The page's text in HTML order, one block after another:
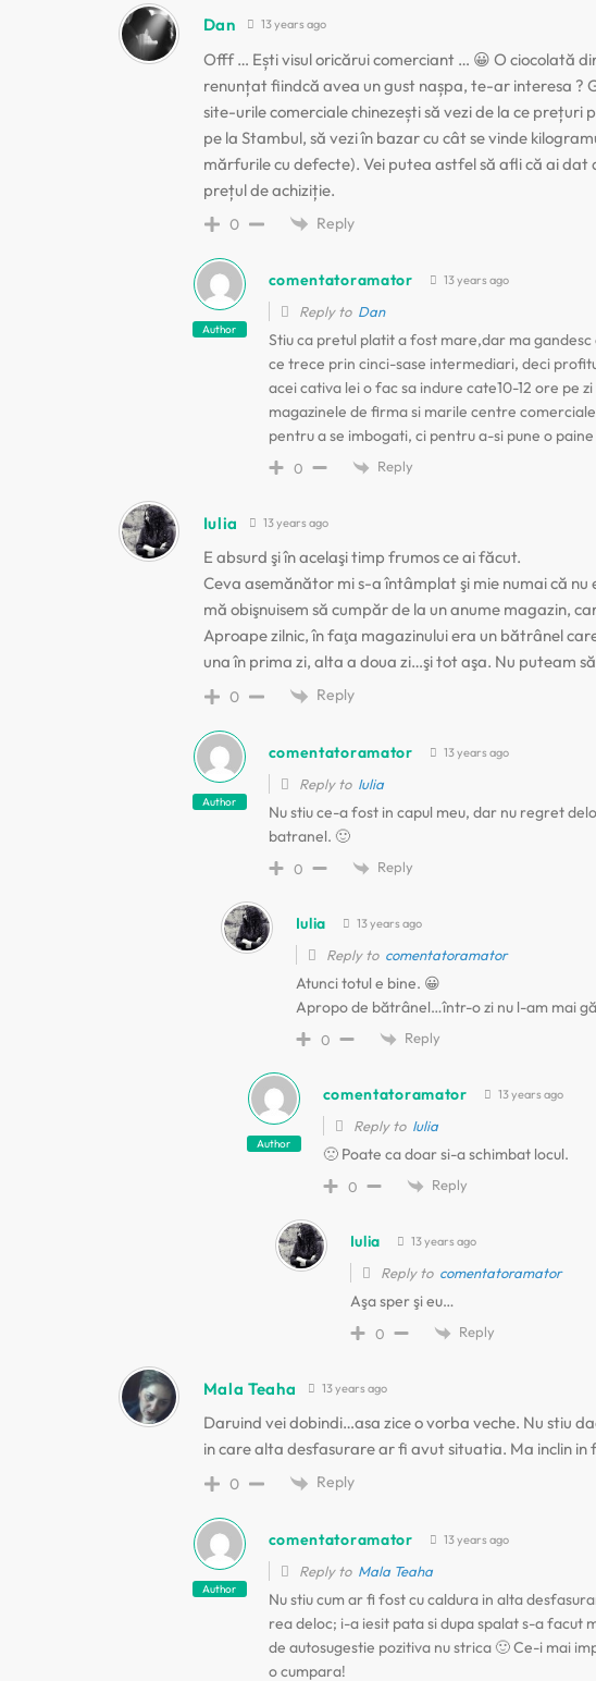
a
Dan 13 years ago
Offf … Ești visul oricărui comerciant … 😀 O ciocolată
renunțat fiindcă avea un gust nașpa, te-ar interesa ?
site-urile comerciale chinezești să vezi de la ce
pe la Stambul, să vezi în bazar cu cât se vinde
mărfurile cu defecte). Vei putea astfel să afli că ai
prețul de achiziție.
0 Reply
Author
comentatoramator 13 years ago
Reply to Dan
Stiu ca pretul platit a fost mare,dar ma
ce trece prin cinci-sase intermediari, deci
acei cativa lei o fac sa indure cate10-12 ore pe
magazinele de firma si marile centre
pentru a se imbogati, ci pentru a-si pune o
0 Reply
Iulia 13 years ago
E absurd şi în acelaşi timp frumos ce ai făcut.
Ceva asemănător mi s-a întâmplat şi mie numai că
mă obişnuisem să cumpăr de la un anume magazin,
Aproape zilnic, în faţa magazinului era un bătrânel
una în prima zi, alta a doua zi…şi tot aşa. Nu puteam
0 Reply
Author
comentatoramator 13 years ago
Reply to Iulia
Nu stiu ce-a fost in capul meu, dar nu regret
batranel. 🙂
0 Reply
Iulia 13 years ago
Reply to comentatoramator
Atunci totul e bine. 😀
Apropo de bătrânel…într-o zi nu l-am mai
0 Reply
Author
comentatoramator 13 years ago
Reply to Iulia
🙁 Poate ca doar si-a schimbat locul.
0 Reply
Iulia 13 years ago
Reply to comentatoramator
Aşa sper şi eu…
0 Reply
Mala Teaha 13 years ago
Daruind vei dobindi…asa zice o vorba veche. Nu stiu
in care alta desfasurare ar fi avut situatia. Ma inclin
0 Reply
Author
comentatoramator 13 years ago
Reply to Mala Teaha
Nu stiu cum ar fi fost cu caldura in alta
rea deloc; i-a iesit pata si dupa spalat s-a facut
de autosugestie pozitiva nu strica 🙂 Ce-i mai
o cumpara!